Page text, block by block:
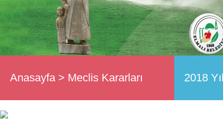
Anasayfa> Meclis Kararları 2018